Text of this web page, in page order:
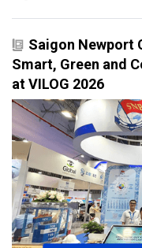
Saigon Newport
Smart, Green and
at VILOG 2026